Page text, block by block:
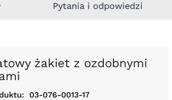
Pytania i odpowiedzi
03-076-0013-17